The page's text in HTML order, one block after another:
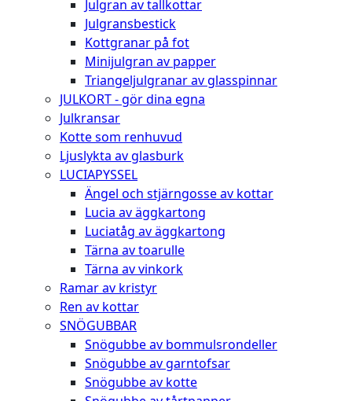
Julgran av tallkottar
Julgransbestick
Kottgranar på fot
Minijulgran av papper
Triangeljulgranar av glasspinnar
JULKORT - gör dina egna
Julkransar
Kotte som renhuvud
Ljuslykta av glasburk
LUCIAPYSSEL
Ängel och stjärngosse av kottar
Lucia av äggkartong
Luciatåg av äggkartong
Tärna av toarulle
Tärna av vinkork
Ramar av kristyr
Ren av kottar
SNÖGUBBAR
Snögubbe av bommulsrondeller
Snögubbe av garntofsar
Snögubbe av kotte